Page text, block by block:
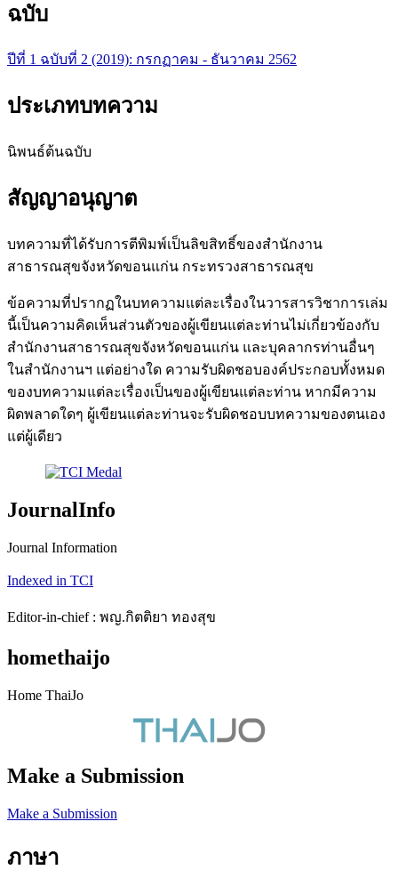
ฉบับ
ปีที่ 1 ฉบับที่ 2 (2019): กรกฏาคม - ธันวาคม 2562
ประเภทบทความ
นิพนธ์ต้นฉบับ
สัญญาอนุญาต
บทความที่ได้รับการตีพิมพ์เป็นลิขสิทธิ์ของสำนักงาน
สาธารณสุขจังหวัดขอนแก่น กระทรวงสาธารณสุข
ข้อความที่ปรากฏในบทความแต่ละเรื่องในวารสารวิชาการเล่ม
นี้เป็นความคิดเห็นส่วนตัวของผู้เขียนแต่ละท่านไม่เกี่ยวข้องกับ
สำนักงานสาธารณสุขจังหวัดขอนแก่น และบุคลากรท่านอื่นๆ
ในสำนักงานฯ แต่อย่างใด ความรับผิดชอบองค์ประกอบทั้งหมด
ของบทความแต่ละเรื่องเป็นของผู้เขียนแต่ละท่าน หากมีความ
ผิดพลาดใดๆ ผู้เขียนแต่ละท่านจะรับผิดชอบบทความของตนเอง
แต่ผู้เดียว
JournalInfo
Journal Information
Indexed in TCI
Editor-in-chief : พญ.กิตติยา ทองสุข
homethaijo
Home ThaiJo
Make a Submission
Make a Submission
ภาษา